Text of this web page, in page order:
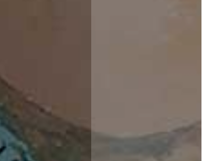
Primati
Analisi e Approfondimenti